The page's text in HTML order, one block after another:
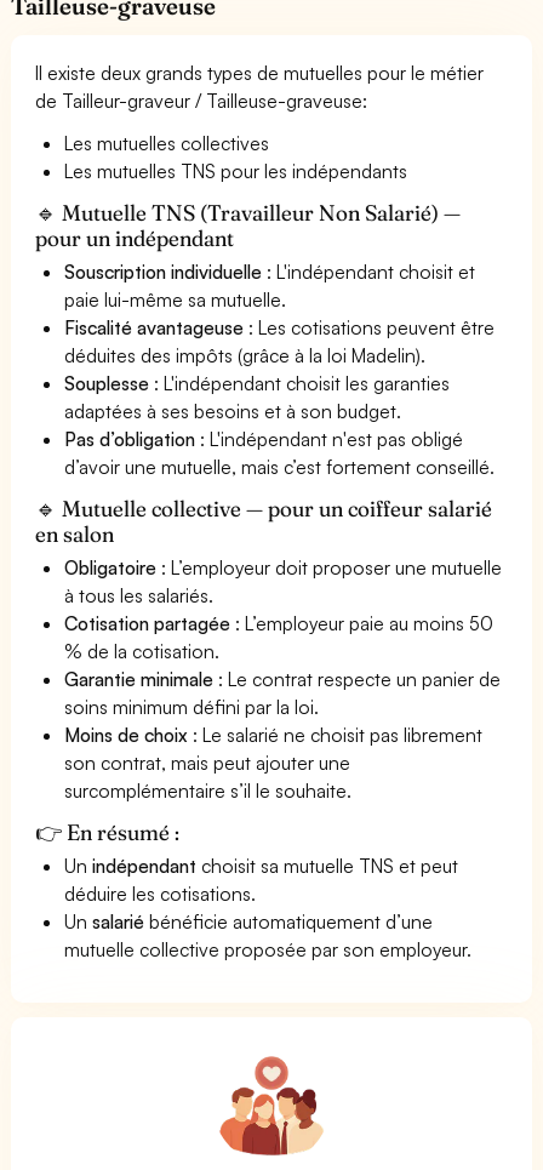
Tailleuse-graveuse
Il existe deux grands types de mutuelles pour le métier
de Tailleur-graveur / Tailleuse-graveuse:
Les mutuelles collectives
Les mutuelles TNS pour les indépendants
🔹 Mutuelle TNS (Travailleur Non Salarié) —
pour un indépendant
Souscription individuelle : L'indépendant choisit et
paie lui-même sa mutuelle.
Fiscalité avantageuse : Les cotisations peuvent être
déduites des impôts (grâce à la loi Madelin).
Souplesse : L'indépendant choisit les garanties
adaptées à ses besoins et à son budget.
Pas d’obligation : L'indépendant n'est pas obligé
d’avoir une mutuelle, mais c’est fortement conseillé.
🔹 Mutuelle collective — pour un coiffeur salarié
en salon
Obligatoire : L’employeur doit proposer une mutuelle
à tous les salariés.
Cotisation partagée : L’employeur paie au moins 50
% de la cotisation.
Garantie minimale : Le contrat respecte un panier de
soins minimum défini par la loi.
Moins de choix : Le salarié ne choisit pas librement
son contrat, mais peut ajouter une
surcomplémentaire s’il le souhaite.
👉 En résumé :
Unindépendant choisit sa mutuelle TNS et peut
déduire les cotisations.
Unsalarié bénéficie automatiquement d’une
mutuelle collective proposée par son employeur.